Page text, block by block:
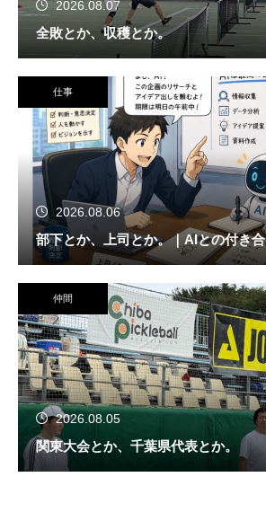
2026.08.07
全敗とか、収穫とか。
仕事
2026.08.06
部下とか、上司とか。｜AIとの付き
仲間
2026.08.05
関東大会とか、千葉県代表とか。